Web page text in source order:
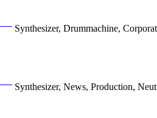
Synthesizer, Drummachine,
Synthesizer, News, Production,